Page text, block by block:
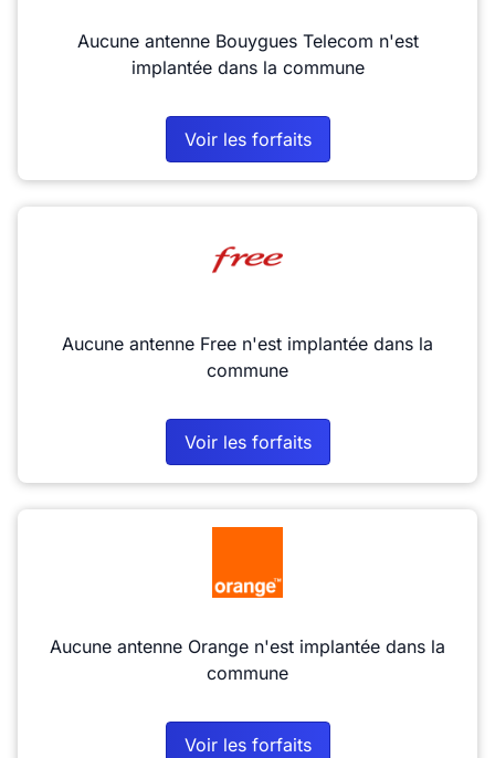
Aucune antenne Bouygues Telecom n'est
implantée dans la commune
Voir les forfaits
Aucune antenne Free n'est implantée dans la
commune
Voir les forfaits
Aucune antenne Orange n'est implantée dans la
commune
Voir les forfaits